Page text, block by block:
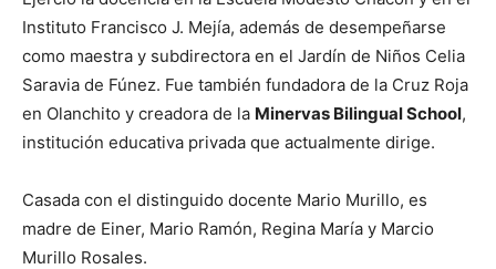
Instituto Francisco J. Mejía, además de desempeñarse
como maestra y subdirectora en el Jardín de Niños Celia
Saravia de Fúnez. Fue también fundadora de la Cruz Roja
en Olanchito y creadora de la Minervas Bilingual School,
institución educativa privada que actualmente dirige.
Casada con el distinguido docente Mario Murillo, es
madre de Einer, Mario Ramón, Regina María y Marcio
Murillo Rosales.